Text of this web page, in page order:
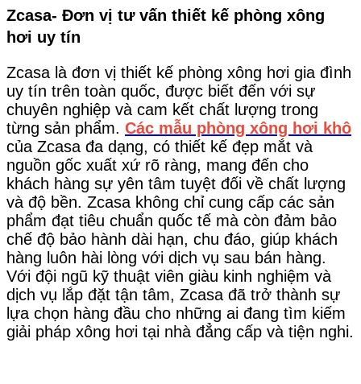
Zcasa- Đơn vị tư vấn thiết kế phòng xông
hơi uy tín
Zcasa là đơn vị thiết kế phòng xông hơi gia đình
uy tín trên toàn quốc, được biết đến với sự
chuyên nghiệp và cam kết chất lượng trong
từng sản phẩm. Các mẫu phòng xông hơi khô
của Zcasa đa dạng, có thiết kế đẹp mắt và
nguồn gốc xuất xứ rõ ràng, mang đến cho
khách hàng sự yên tâm tuyệt đối về chất lượng
và độ bền. Zcasa không chỉ cung cấp các sản
phẩm đạt tiêu chuẩn quốc tế mà còn đảm bảo
chế độ bảo hành dài hạn, chu đáo, giúp khách
hàng luôn hài lòng với dịch vụ sau bán hàng.
Với đội ngũ kỹ thuật viên giàu kinh nghiệm và
dịch vụ lắp đặt tận tâm, Zcasa đã trở thành sự
lựa chọn hàng đầu cho những ai đang tìm kiếm
giải pháp xông hơi tại nhà đẳng cấp và tiện nghi.